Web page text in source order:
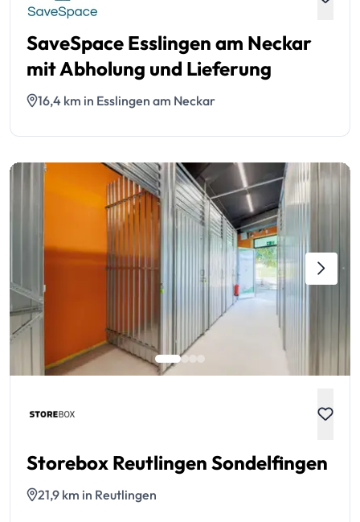
SaveSpace Esslingen am Neckar
mit Abholung und Lieferung
16,4 km in Esslingen am Neckar
Storebox Reutlingen Sondelfingen
21,9 km in Reutlingen